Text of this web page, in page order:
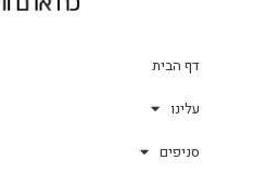
דף הבית
עלינו
סניפים